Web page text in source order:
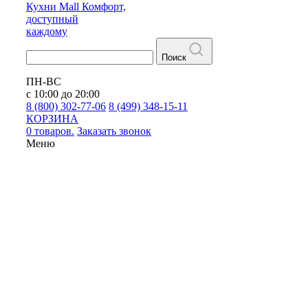
Кухни Mall Комфорт,
доступный
каждому
Поиск
ПН-ВС
с 10:00 до 20:00
8 (800) 302-77-06 8 (499) 348-15-11
КОРЗИНА
0 товаров. Заказать звонок
Меню